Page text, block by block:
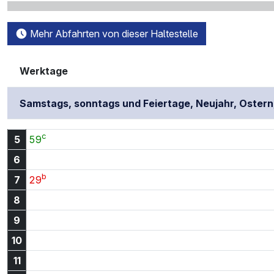
Mehr Abfahrten von dieser Haltestelle
Werktage
Samstags, sonntags und Feiertage, Neujahr,
5 59c
6
7
29b
8
9
10
11